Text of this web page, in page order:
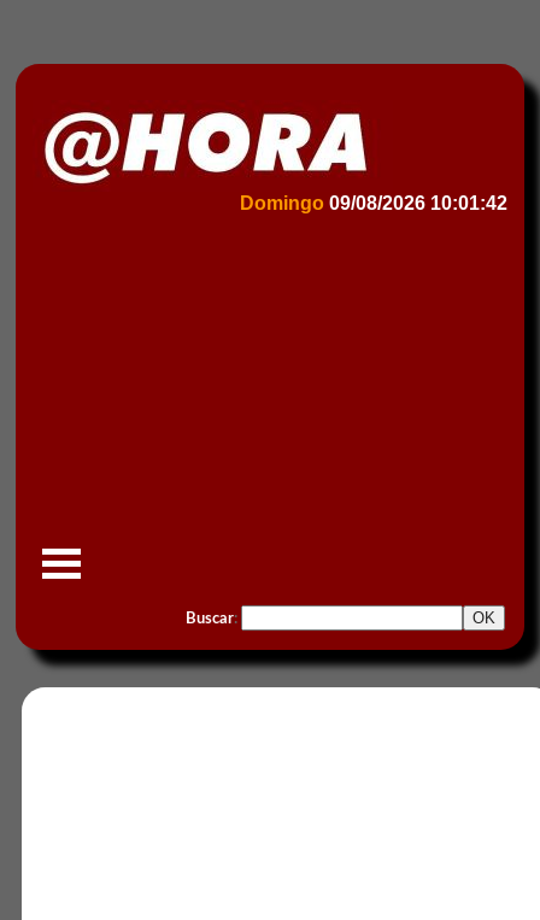
Domingo 09/08/2026 10:01:42
Buscar: